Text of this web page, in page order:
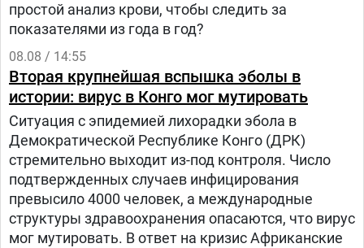
простой анализ крови, чтобы следить за
показателями из года в год?
08.08 / 14:55
Вторая крупнейшая вспышка эболы в
истории: вирус в Конго мог мутировать
Ситуация с эпидемией лихорадки эбола в
Демократической Республике Конго (ДРК)
стремительно выходит из-под контроля. Число
подтвержденных случаев инфицирования
превысило 4000 человек, а международные
структуры здравоохранения опасаются, что вирус
мог мутировать. В ответ на кризис Африканские